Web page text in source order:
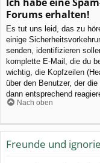
Forums erhalten!
Es tut uns leid, das zu
einige
senden, identifizieren
komplette E-Mail, die du
wichtig, die Kopfzeilen
über den Benutzer, der
dann entsprechend
Nach oben
Freunde und